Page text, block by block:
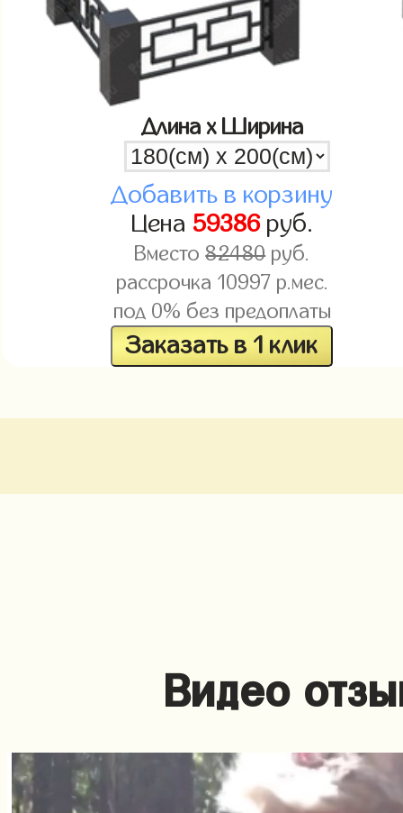
Длина x Ширина
Добавить в корзину
Цена 59386руб.
Вместо82480руб.
рассрочка 10997 р.мес.
под 0% без предоплаты
Заказать в 1 клик
Видео